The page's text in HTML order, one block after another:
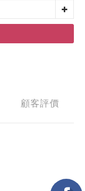
顧客評價